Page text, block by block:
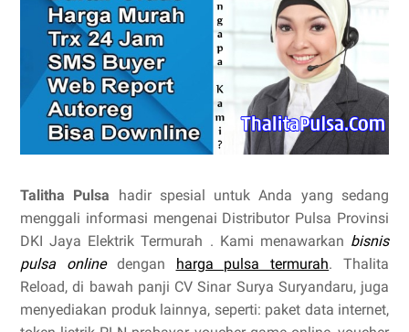
Talitha Pulsa hadir spesial untuk Anda yang sedang
menggali informasi mengenai Distributor Pulsa Provinsi
DKI Jaya Elektrik Termurah . Kami menawarkan bisnis
pulsa onlinedengan harga pulsa termurah. Thalita
Reload, di bawah panji CV Sinar Surya Suryandaru, juga
menyediakan produk lainnya, seperti: paket data internet,